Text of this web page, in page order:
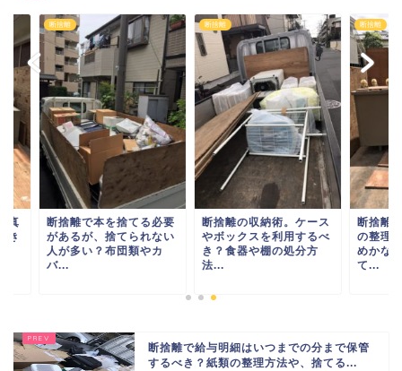
離で本を捨てる必要
るが、捨てられない
多い？布団類やカ
断捨離
断捨離の収納術。ケース
やボックスを利用するべ
き？食器や棚の処分方
断捨離
断捨離でアルバムや
の整理や捨て方は？
めかないものは全て
断捨離で給与明細はいつまでの分まで保管
するべき？紙類の整理方法や、捨てる...